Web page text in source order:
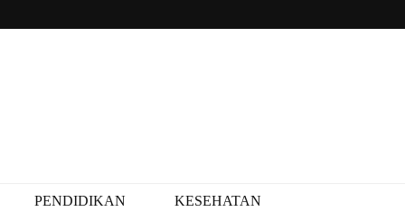
PENDIDIKAN
KESEHATAN